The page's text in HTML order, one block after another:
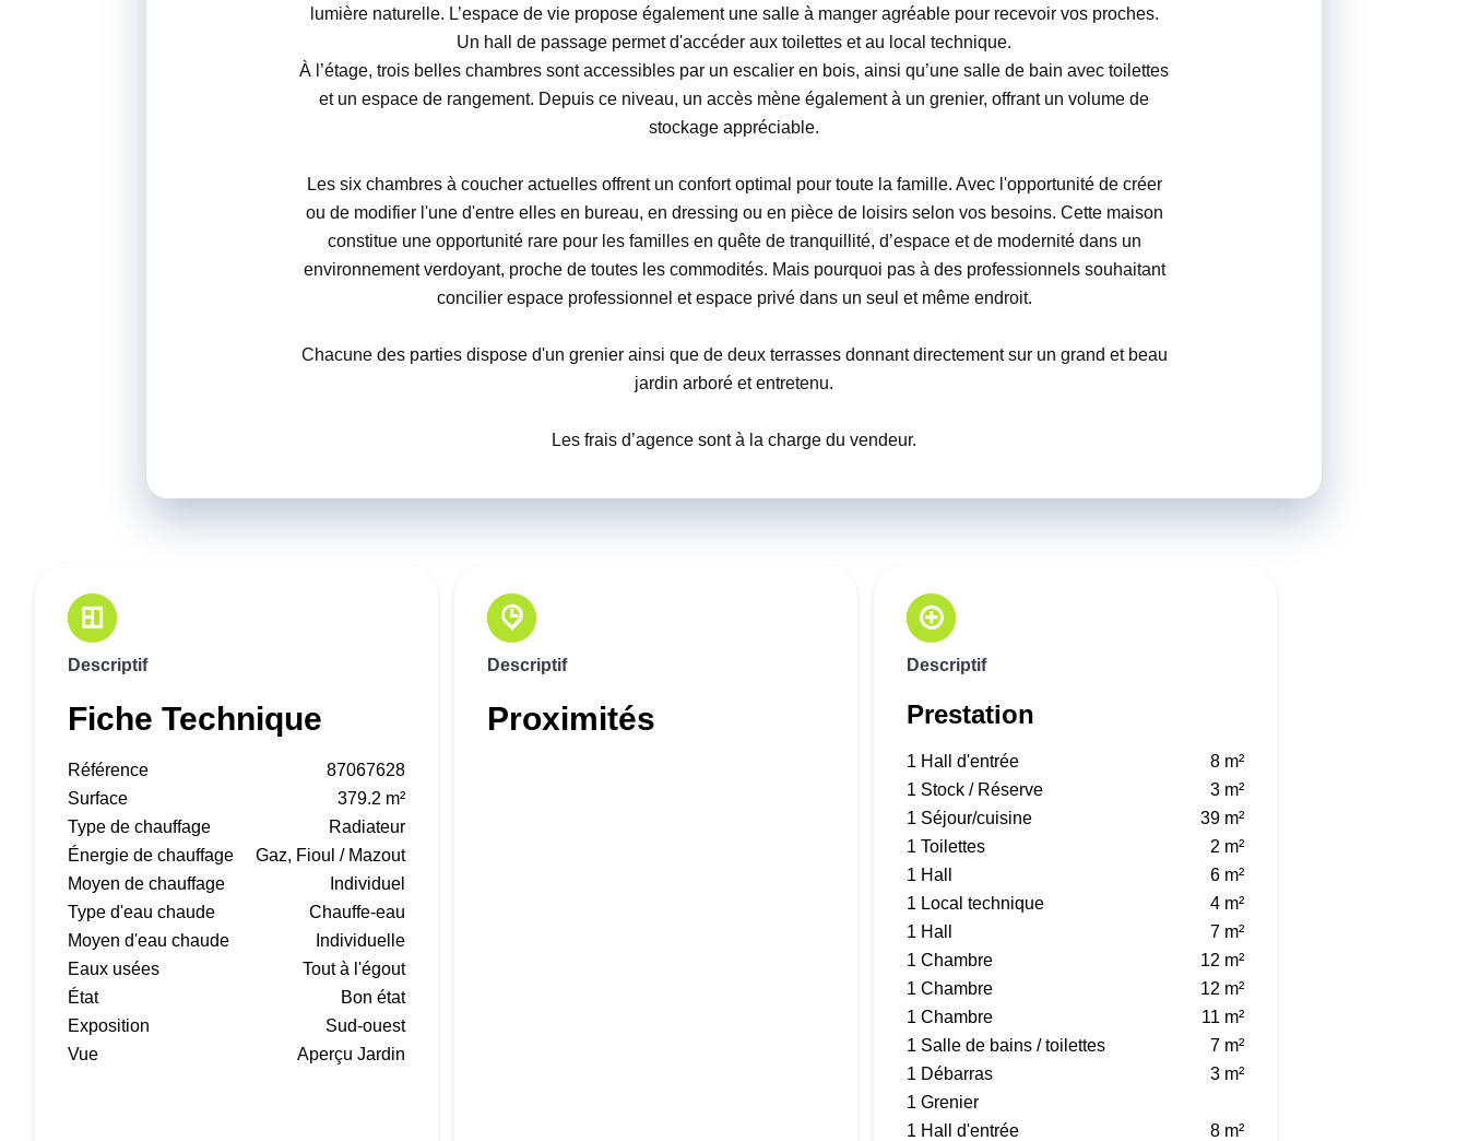
lumière naturelle. L’espace de vie propose également une salle à manger agréable pour recevoir vos proches.
Un hall de passage permet d'accéder aux toilettes et au local technique.
À l’étage, trois belles chambres sont accessibles par un escalier en bois, ainsi qu’une salle de bain avec toilettes
et un espace de rangement. Depuis ce niveau, un accès mène également à un grenier, offrant un volume de
stockage appréciable.
Les six chambres à coucher actuelles offrent un confort optimal pour toute la famille. Avec l'opportunité de créer
ou de modifier l'une d'entre elles en bureau, en dressing ou en pièce de loisirs selon vos besoins. Cette maison
constitue une opportunité rare pour les familles en quête de tranquillité, d’espace et de modernité dans un
environnement verdoyant, proche de toutes les commodités. Mais pourquoi pas à des professionnels souhaitant
concilier espace professionnel et espace privé dans un seul et même endroit.
Chacune des parties dispose d'un grenier ainsi que de deux terrasses donnant directement sur un grand et beau
jardin arboré et entretenu.
Les frais d’agence sont à la charge du vendeur.
Descriptif
Fiche Technique
Référence
87067628
Surface
379.2 m²
Type de chauffage
Radiateur
Énergie de chauffage
Gaz, Fioul / Mazout
Moyen de chauffage
Individuel
Type d'eau chaude
Chauffe-eau
Moyen d'eau chaude
Individuelle
Eaux usées
Tout à l'égout
État
Bon état
Exposition
Sud-ouest
Vue
Aperçu Jardin
Descriptif
Proximités
Descriptif
Prestation
1 Hall d'entrée
8 m²
1 Stock / Réserve
3 m²
1 Séjour/cuisine
39 m²
1 Toilettes
2 m²
1 Hall
6 m²
1 Local technique
4 m²
1 Hall
7 m²
1 Chambre
12 m²
1 Chambre
12 m²
1 Chambre
11 m²
1 Salle de bains / toilettes
7 m²
1 Débarras
3 m²
1 Grenier
1 Hall d'entrée
8 m²